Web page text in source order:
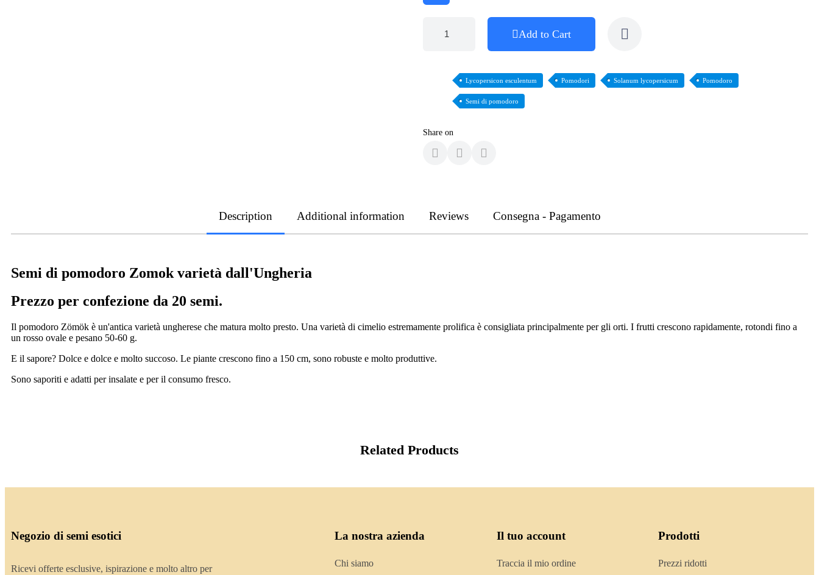
Add to Cart
Lycopersicon esculentum Pomodori Solanum lycopersicum Pomodoro
Semi di pomodoro
Share on
Description Additional information Reviews Consegna - Pagamento
Semi di pomodoro Zomok varietà dall'Ungheria
Prezzo per confezione da 20 semi.
Il pomodoro Zömök è un'antica varietà ungherese che matura molto presto. Una varietà di cimelio estremamente prolifica è consigliata principalmente per gli orti. I frutti crescono rapidamente, rotondi fino a
un rosso ovale e pesano 50-60 g.
E il sapore? Dolce e dolce e molto succoso. Le piante crescono fino a 150 cm, sono robuste e molto produttive.
Sono saporiti e adatti per insalate e per il consumo fresco.
Related Products
Negozio di semi esotici
Ricevi offerte esclusive, ispirazione e molto altro per
La nostra azienda
Chi siamo
Il tuo account
Traccia il mio ordine
Prodotti
Prezzi ridotti